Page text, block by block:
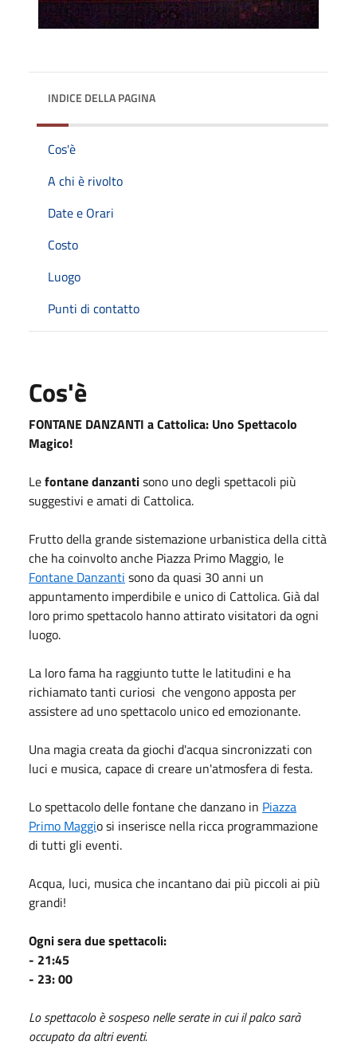
INDICE DELLA PAGINA
Cos'è
A chi è rivolto
Date e Orari
Costo
Luogo
Punti di contatto
Cos'è
FONTANE DANZANTI a Cattolica: Uno Spettacolo
Magico!
Lefontane danzantisono uno degli spettacoli più
suggestivi e amati di Cattolica.
Frutto della grande sistemazione urbanistica della città
che ha coinvolto anche Piazza Primo Maggio, le
Fontane Danzanti sono da quasi 30 anni un
appuntamento imperdibile e unico di Cattolica. Già dal
loro primo spettacolo hanno attirato visitatori da ogni
luogo.
La loro fama ha raggiunto tutte le latitudini e ha
richiamato tanti curiosi che vengono apposta per
assistere ad uno spettacolo unico ed emozionante.
Una magia creata da giochi d'acqua sincronizzati con
luci e musica, capace di creare un'atmosfera di festa.
Lo spettacolo delle fontane che danzano in Piazza
Primo Maggio si inserisce nella ricca programmazione
di tutti gli eventi.
Acqua, luci, musica che incantano dai più piccoli ai più
grandi!
Ogni sera due spettacoli:
- 21:45
- 23: 00
Lo spettacolo è sospeso nelle serate in cui il palco sarà
occupato da altri eventi.